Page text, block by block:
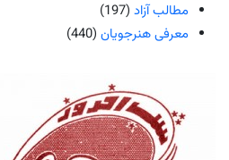
مطالب آزاد (197)
معرفی هنرجویان (440)